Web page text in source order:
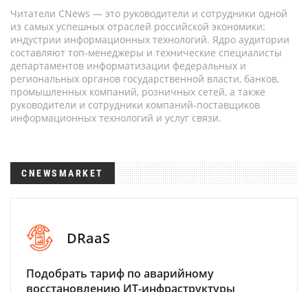
Читатели CNews — это руководители и сотрудники одной
из самых успешных отраслей российской экономики:
индустрии информационных технологий. Ядро аудитории
составляют топ-менеджеры и технические специалисты
департаментов информатизации федеральных и
региональных органов государственной власти, банков,
промышленных компаний, розничных сетей, а также
руководители и сотрудники компаний-поставщиков
информационных технологий и услуг связи.
CNEWSMARKET
DRaaS
Подобрать тариф по аварийному
восстановлению ИТ-инфраструктуры